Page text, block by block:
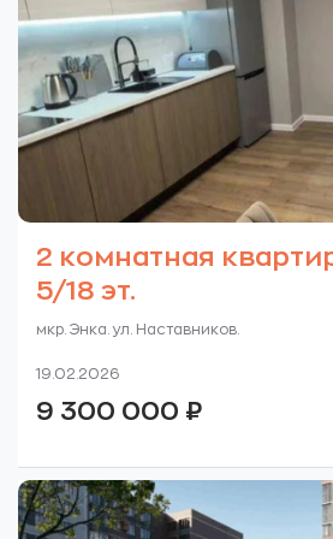
2 комнатная
5/18 эт.
мкр. Энка. ул. Наставников.
19.02.2026
9 300 000 ₽